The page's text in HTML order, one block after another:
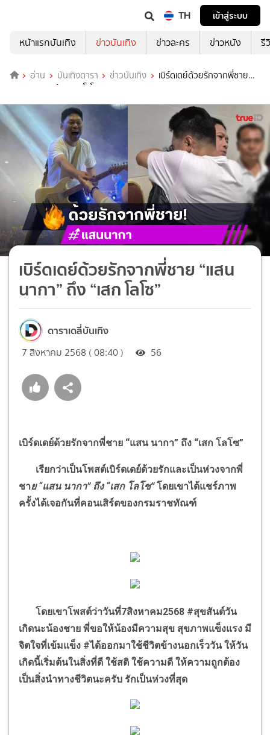
TH
เข้าสู่ระบบ
หน้าแรกบันเทิง
ข่าวบันเทิง ข่าวละคร ข่าวหนัง รี
อ่าน บันเทิงดารา ข่าวบันเทิง
เบิร์ดเดย์ด้วยรักจากพี่ชาย
“แสน นากา” ถึง “เสก โลโซ”
เบิร์ดเดย์ด้วยรักจากพี่ชาย “แสน
นากา” ถึง “เสก โลโซ”
ดาราเดลี่บันเทิง
7 สิงหาคม 2568 ( 08:40 ) 56
เบิร์ดเดย์ด้วยรักจากพี่ชาย “แสน นากา” ถึง “เสก โลโซ”
เรียกว่าเป็นโพสต์เบิร์ดเดย์ด้วยรักและเป็นห่วงจากพี่
ชาย“แสน นากา”ถึง “เสก โลโซ” โดยเขาได้แชร์ภาพ
ครั้งได้เจอกันที่คอนเสิร์ตของกรมราชทัณฑ์
โดยเขาโพสต์ว่าวันที่7สิงหาคม2568 #สุขสันต์วัน
เกิดนะน้องชาย พี่ขอให้น้องมีความสุข สุขภาพแข็งแรง มี
จิตใจที่เข้มแข็ง #ได้ออกมาใช้ชีวิตข้างนอกเร็ววัน ให้วัน
เกิดนี้เริ่มต้นในสิ่งที่ดี ใช้สติ ใช้ความดี ให้ความถูกต้อง
เป็นสิ่งนำทางชีวิตนะครับ รักเป็นห่วงที่สุด